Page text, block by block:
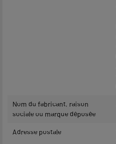
Nom du fabricant, raison
sociale ou marque déposée
Adresse postale